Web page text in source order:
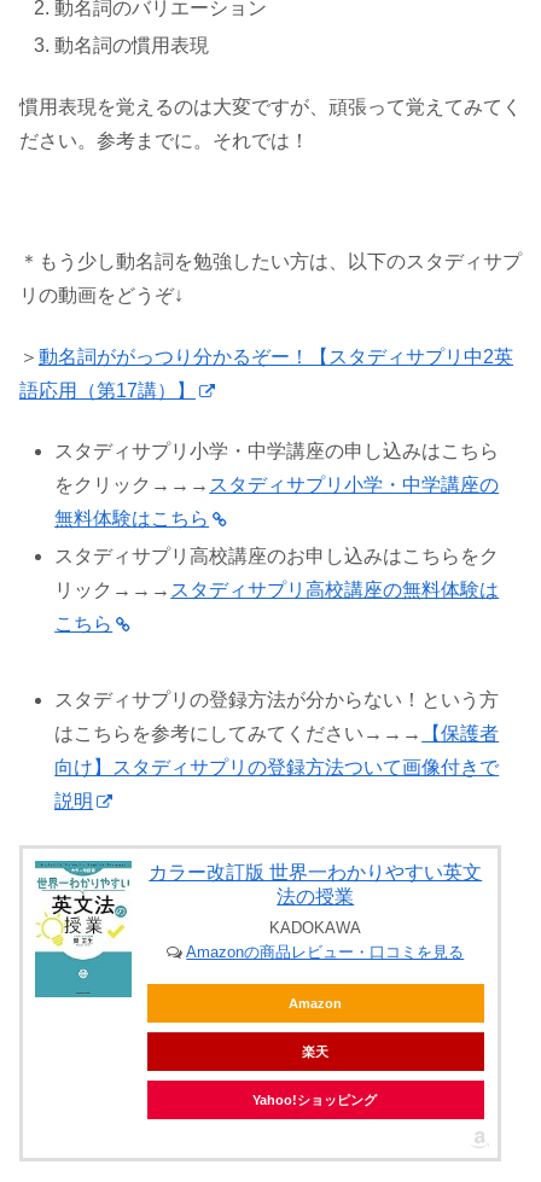
動名詞のバリエーション
動名詞の慣用表現
慣用表現を覚えるのは大変ですが、頑張って覚えてみてく
ださい。参考までに。それでは！
＊もう少し動名詞を勉強したい方は、以下のスタディサプ
リの動画をどうぞ↓
＞ 動名詞ががっつり分かるぞー！【スタディサプリ中2英
語応用（第17講）】
スタディサプリ小学・中学講座の申し込みはこちら
をクリック→→→ スタディサプリ小学・中学講座の
無料体験はこちら
スタディサプリ高校講座のお申し込みはこちらをク
リック→→→ スタディサプリ高校講座の無料体験は
こちら
スタディサプリの登録方法が分からない！という方
はこちらを参考にしてみてください→→→
【保護者
向け】スタディサプリの登録方法ついて画像付きで
説明
カラー改訂版 世界一わかりやすい英文
法の授業
KADOKAWA
Amazonの商品レビュー・口コミを見る
Amazon
楽天
Yahoo!ショッピング